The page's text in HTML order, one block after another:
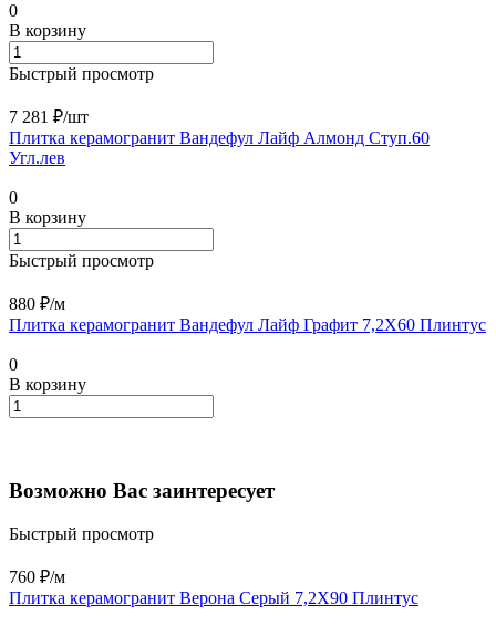
0
В корзину
Быстрый просмотр
7 281 ₽/шт
Плитка керамогранит Вандефул Лайф Алмонд Ступ.60
Угл.лев
0
В корзину
Быстрый просмотр
880 ₽/м
Плитка керамогранит Вандефул Лайф Графит 7,2X60 Плинтус
0
В корзину
Возможно Вас заинтересует
Быстрый просмотр
760 ₽/м
Плитка керамогранит Верона Серый 7,2X90 Плинтус